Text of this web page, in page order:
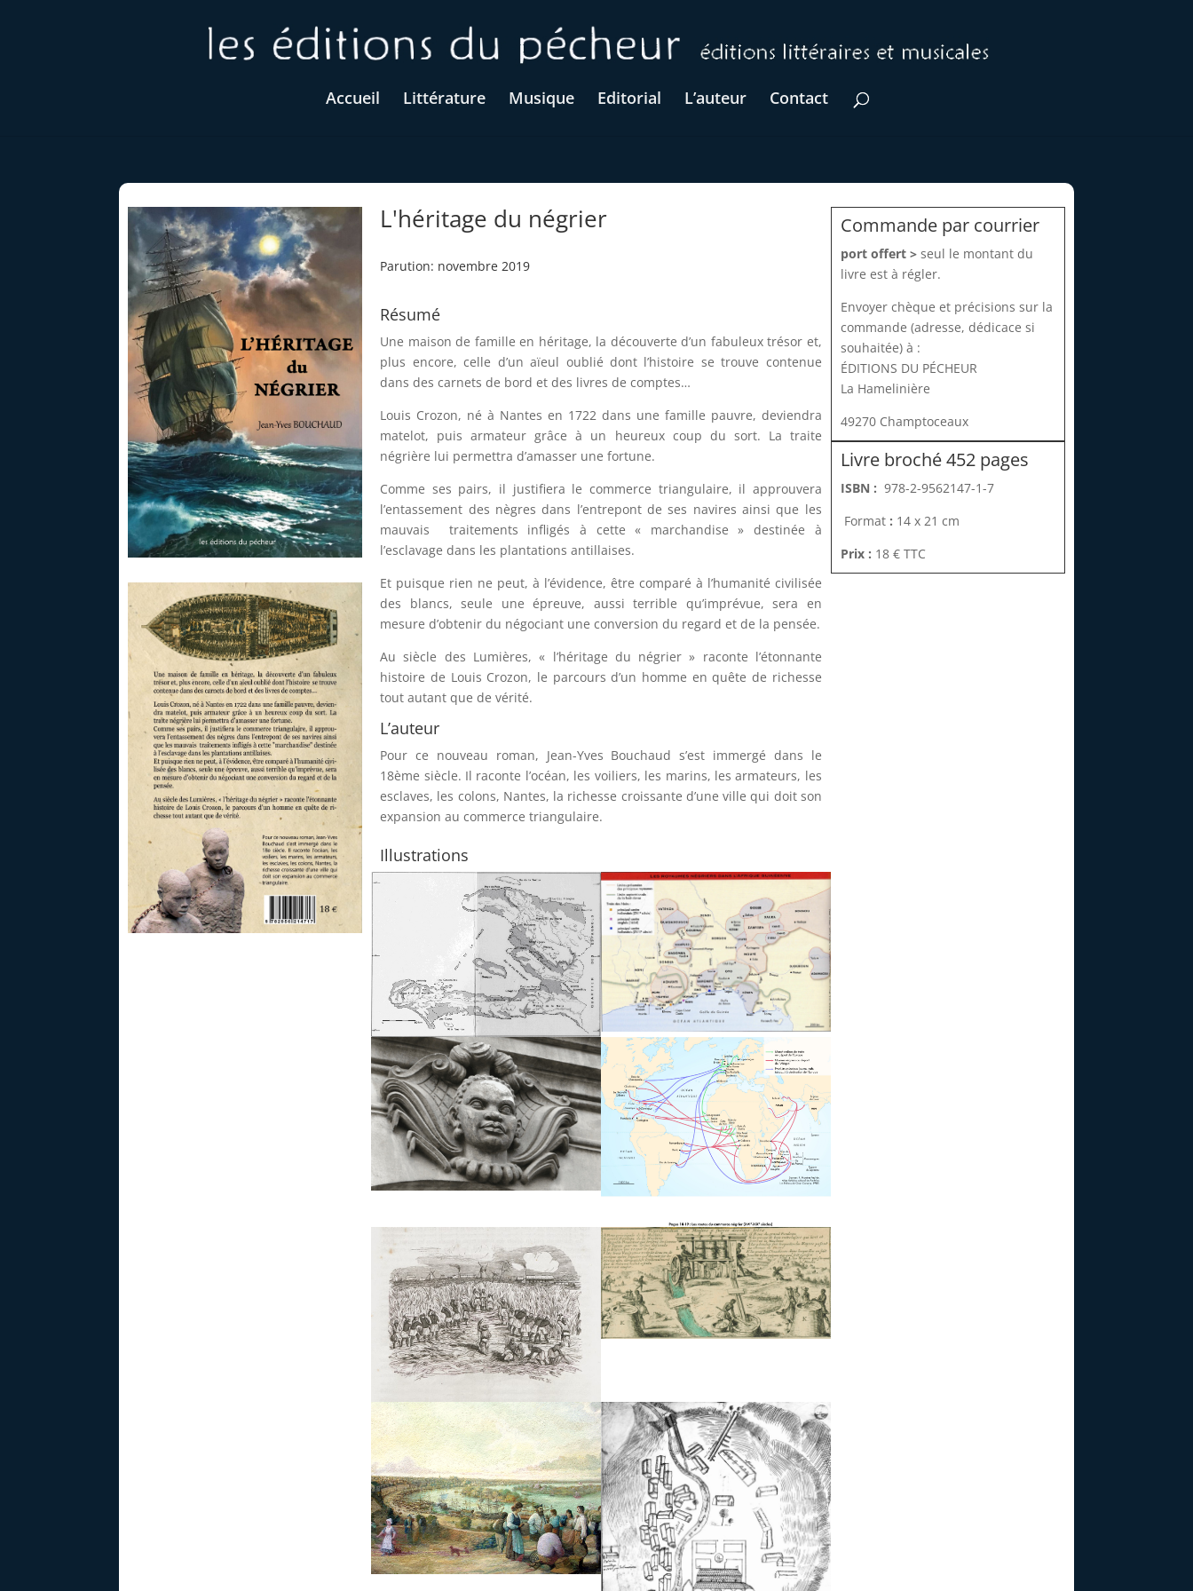
Accueil Littérature Musique Editorial L’auteur Contact
L'héritage du négrier
Parution: novembre 2019
Résumé
Une maison de famille en héritage, la découverte d’un fabuleux trésor et,
plus encore, celle d’un aïeul oublié dont l’histoire se trouve contenue
dans des carnets de bord et des livres de comptes…
Louis Crozon, né à Nantes en 1722 dans une famille pauvre, deviendra
matelot, puis armateur grâce à un heureux coup du sort. La traite
négrière lui permettra d’amasser une fortune.
Comme ses pairs, il justifiera le commerce triangulaire, il approuvera
l’entassement des nègres dans l’entrepont de ses navires ainsi que les
mauvais traitements infligés à cette « marchandise » destinée à
l’esclavage dans les plantations antillaises.
Et puisque rien ne peut, à l’évidence, être comparé à l’humanité civilisée
des blancs, seule une épreuve, aussi terrible qu’imprévue, sera en
mesure d’obtenir du négociant une conversion du regard et de la pensée.
Au siècle des Lumières, « l’héritage du négrier » raconte l’étonnante
histoire de Louis Crozon, le parcours d’un homme en quête de richesse
tout autant que de vérité.
L’auteur
Pour ce nouveau roman, Jean-Yves Bouchaud s’est immergé dans le
18ème siècle. Il raconte l’océan, les voiliers, les marins, les armateurs, les
esclaves, les colons, Nantes, la richesse croissante d’une ville qui doit son
expansion au commerce triangulaire.
Illustrations
Commande par courrier
port offert >seul le montant du
livre est à régler.
Envoyer chèque et précisions sur la
commande (adresse, dédicace si
souhaitée) à :
ÉDITIONS DU PÉCHEUR
La Hamelinière
49270 Champtoceaux
Livre broché 452 pages
ISBN : 978-2-9562147-1-7
Format: 14 x 21 cm
Prix : 18 € TTC